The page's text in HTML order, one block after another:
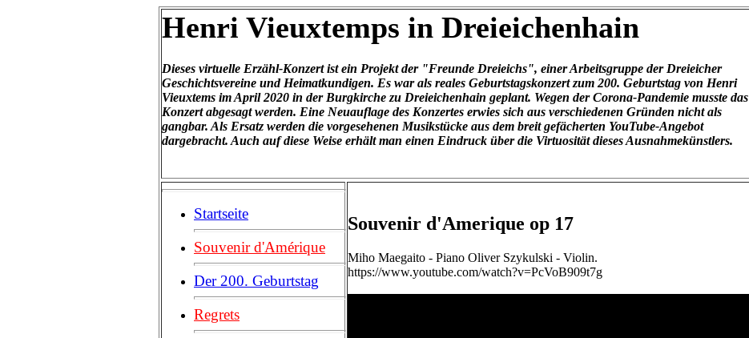
Henri Vieuxtemps in Dreieichenhain
Dieses virtuelle Erzähl-Konzert ist ein Projekt der "Freunde Dreieichs", einer Arbeitsgruppe der Dreieicher
Geschichtsvereine und Heimatkundigen. Es war als reales Geburtstagskonzert zum 200. Geburtstag von Henri
Vieuxtems im April 2020 in der Burgkirche zu Dreieichenhain geplant. Wegen der Corona-Pandemie musste das
Konzert abgesagt werden. Eine Neuauflage des Konzertes erwies sich aus verschiedenen Gründen nicht als
gangbar. Als Ersatz werden die vorgesehenen Musikstücke aus dem breit gefächerten YouTube-Angebot
dargebracht. Auch auf diese Weise erhält man einen Eindruck über die Virtuosität dieses Ausnahmekünstlers.
Startseite
Souvenir d'Amérique
Der 200. Geburtstag
Regrets
Souvenir d'Amerique op 17
Miho Maegaito - Piano Oliver Szykulski - Violin.
https://www.youtube.com/watch?v=PcVoB909t7g